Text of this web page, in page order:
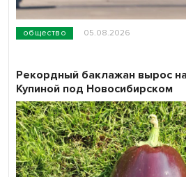
общество 05.08.2026
Рекордный баклажан вырос
Купиной под Новосибирском